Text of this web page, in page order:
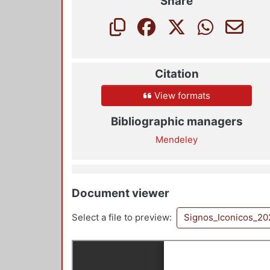
Citation
View formats
Bibliographic managers
Mendeley
Document viewer
Select a file to preview: